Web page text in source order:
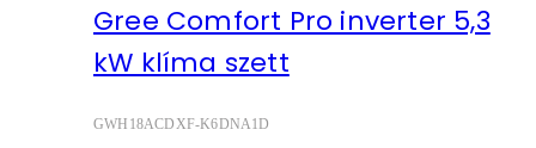
Gree Comfort Pro inverter 5,3
kW klíma szett
GWH18ACDXF-K6DNA1D